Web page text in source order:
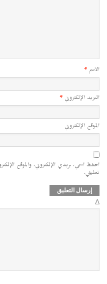
الاسم *
البريد الإلكتروني *
الموقع الإلكتروني
احفظ اسمي، بريدي الإلكتروني، والموقع
تعليقي.
Δ